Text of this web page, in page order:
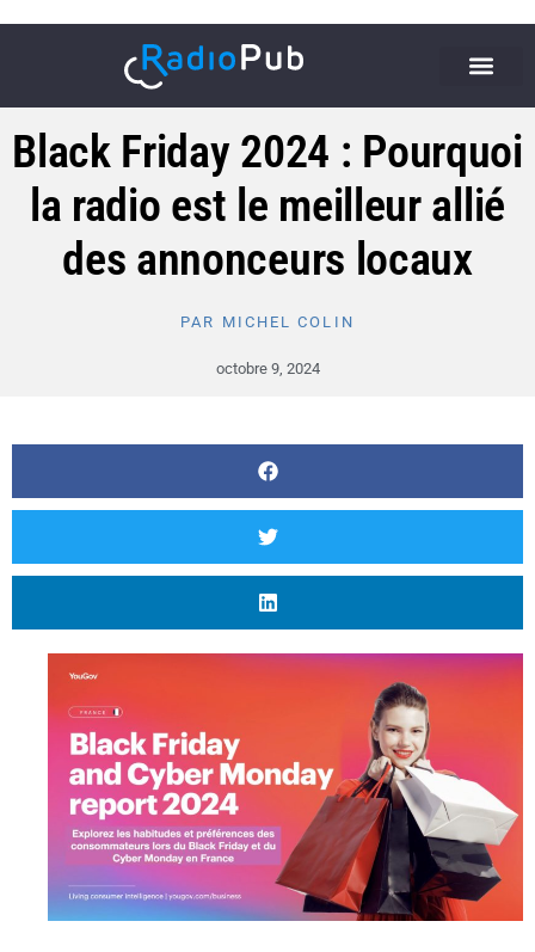
Black Friday 2024 : Pourquoi
la radio est le meilleur allié
des annonceurs locaux
PAR MICHEL COLIN
octobre 9, 2024